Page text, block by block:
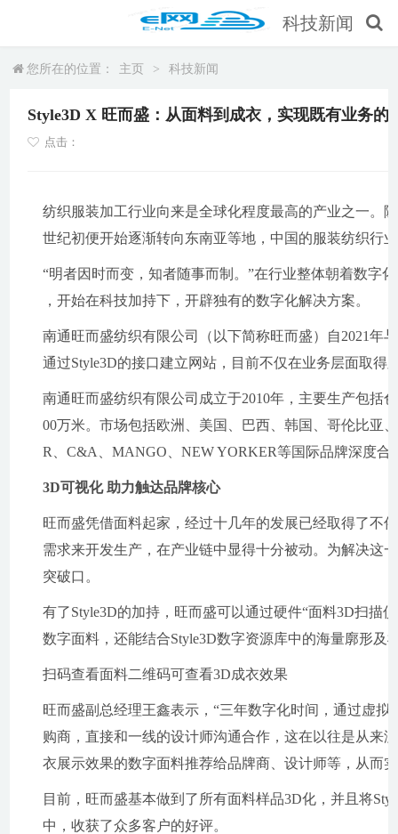
科技新闻
您所在的位置： 主页 > 科技新闻
Style3D X 旺而盛：从面料到成衣，实现既有业务的
点击：
纺织服装加工行业向来是全球化程度最高的产业之一。
世纪初便开始逐渐转向东南亚等地，中国的服装纺织行
“明者因时而变，知者随事而制。”在行业整体朝着数字
，开始在科技加持下，开辟独有的数字化解决方案。
南通旺而盛纺织有限公司（以下简称旺而盛）自2021年
通过Style3D的接口建立网站，目前不仅在业务层面取
南通旺而盛纺织有限公司成立于2010年，主要生产包括
00万米。市场包括欧洲、美国、巴西、韩国、哥伦比亚
R、C&A、MANGO、NEW YORKER等国际品牌深度合
3D可视化 助力触达品牌核心
旺而盛凭借面料起家，经过十几年的发展已经取得了不
需求来开发生产，在产业链中显得十分被动。为解决这
突破口。
有了Style3D的加持，旺而盛可以通过硬件“面料3D扫描
数字面料，还能结合Style3D数字资源库中的海量廓形
扫码查看面料二维码可查看3D成衣效果
旺而盛副总经理王鑫表示，“三年数字化时间，通过虚
购商，直接和一线的设计师沟通合作，这在以往是从来
衣展示效果的数字面料推荐给品牌商、设计师等，从而
目前，旺而盛基本做到了所有面料样品3D化，并且将
中，收获了众多客户的好评。